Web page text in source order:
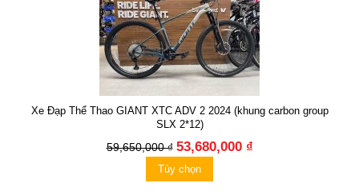
Xe Đạp Thể Thao GIANT XTC ADV 2 2024 (khung carbon group
SLX 2*12)
59,650,000 ₫ 53,680,000 ₫
Tùy chọn